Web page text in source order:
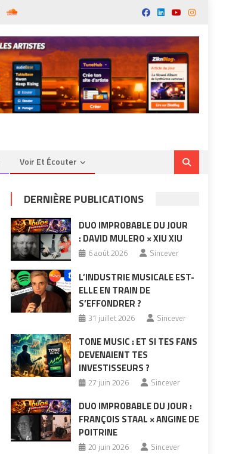
Voir Et Écouter
DERNIÈRE PUBLICATIONS
DUO IMPROBABLE DU JOUR
: DAVID MULERO × XIU XIU
6 août 2026 Sincever
L’INDUSTRIE MUSICALE EST-
ELLE EN TRAIN DE
S’EFFONDRER ?
31 juillet 2026 Sincever
TONE MUSIC : ET SI TES FANS
DEVENAIENT TES
INVESTISSEURS ?
27 juin 2026 Sincever
DUO IMPROBABLE DU JOUR :
FRANÇOIS STAAL × ANGINE DE
POITRINE
20 juin 2026 Sincever